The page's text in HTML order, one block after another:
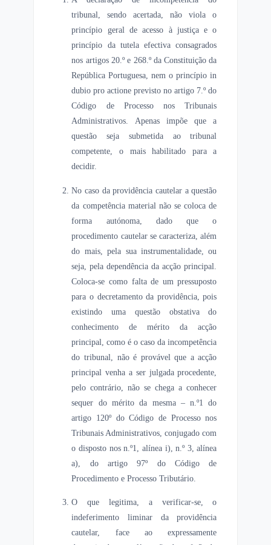
tribunal, sendo acertada, não viola o
princípio geral de acesso à justiça e o
princípio da tutela efectiva consagrados
nos artigos 20.º e 268.º da Constituição da
República Portuguesa, nem o princípio in
dubio pro actione previsto no artigo 7.º do
Código de Processo nos Tribunais
Administrativos. Apenas impõe que a
questão seja submetida ao tribunal
competente, o mais habilitado para a
decidir.
No caso da providência cautelar a questão
da competência material não se coloca de
forma autónoma, dado que o
procedimento cautelar se caracteriza, além
do mais, pela sua instrumentalidade, ou
seja, pela dependência da acção principal.
Coloca-se como falta de um pressuposto
para o decretamento da providência, pois
existindo uma questão obstativa do
conhecimento de mérito da acção
principal, como é o caso da incompetência
do tribunal, não é provável que a acção
principal venha a ser julgada procedente,
pelo contrário, não se chega a conhecer
sequer do mérito da mesma – n.º1 do
artigo 120º do Código de Processo nos
Tribunais Administrativos, conjugado com
o disposto nos n.º1, alínea i), n.º 3, alínea
a), do artigo 97º do Código de
Procedimento e Processo Tributário.
O que legitima, a verificar-se, o
indeferimento liminar da providência
cautelar, face ao expressamente